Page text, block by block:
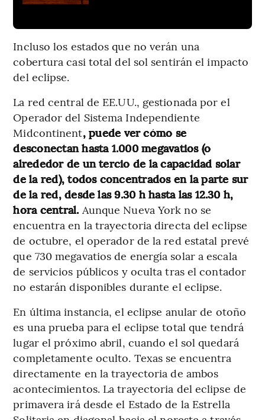
Incluso los estados que no verán una
cobertura casi total del sol sentirán el impacto
del eclipse.
La red central de EE.UU., gestionada por el
Operador del Sistema Independiente
Midcontinent, puede ver cómo se
desconectan hasta 1.000 megavatios (o
alrededor de un tercio de la capacidad solar
de la red), todos concentrados en la parte sur
de la red, desde las 9.30 h hasta las 12.30 h,
hora central. Aunque Nueva York no se
encuentra en la trayectoria directa del eclipse
de octubre, el operador de la red estatal prevé
que 730 megavatios de energía solar a escala
de servicios públicos y oculta tras el contador
no estarán disponibles durante el eclipse.
En última instancia, el eclipse anular de otoño
es una prueba para el eclipse total que tendrá
lugar el próximo abril, cuando el sol quedará
completamente oculto. Texas se encuentra
directamente en la trayectoria de ambos
acontecimientos. La trayectoria del eclipse de
primavera irá desde el Estado de la Estrella